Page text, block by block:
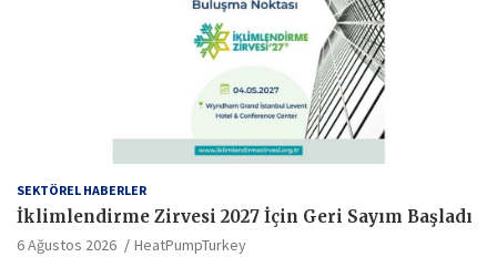
SEKTÖREL HABERLER
İklimlendirme Zirvesi 2027 İçin Geri Sayım Başladı
6 Ağustos 2026 HeatPumpTurkey